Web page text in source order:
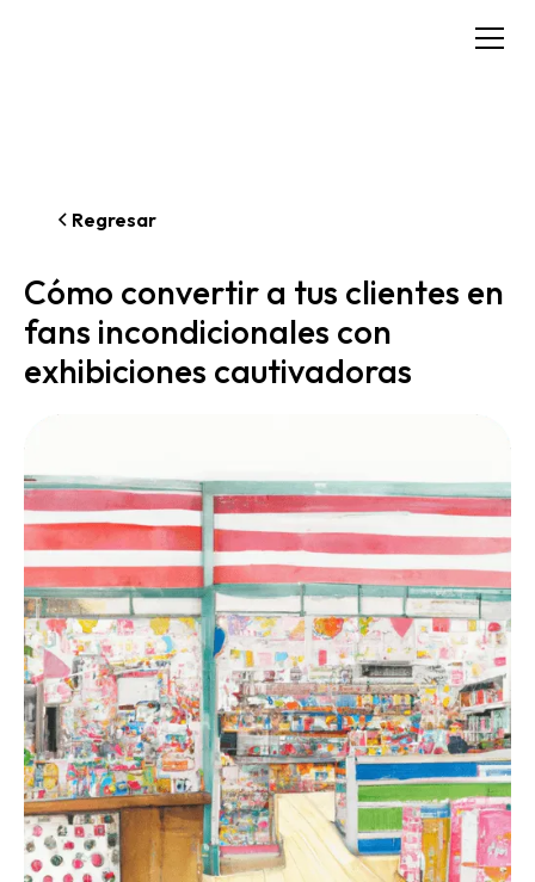
Regresar
Cómo convertir a tus clientes en
fans incondicionales con
exhibiciones cautivadoras